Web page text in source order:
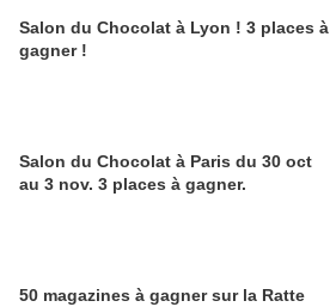
Salon du Chocolat à Lyon ! 3 places à
gagner !
Salon du Chocolat à Paris du 30 oct
au 3 nov. 3 places à gagner.
50 magazines à gagner sur la Ratte